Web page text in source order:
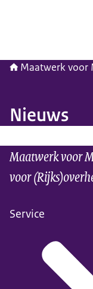
Maatwerk voor
Nieuws
Maatwerk voor
voor
Service